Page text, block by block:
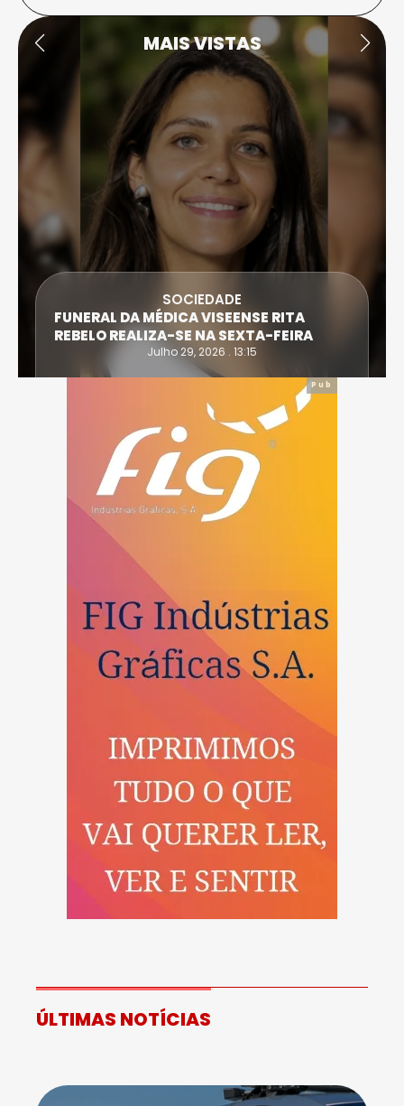
MAIS VISTAS
DA MÉDICA VISEENSE RITA
REALIZA-SE NA SEXTA-FEIRA
Julho 29, 2026 . 13:15
Pub
ÚLTIMAS NOTÍCIAS